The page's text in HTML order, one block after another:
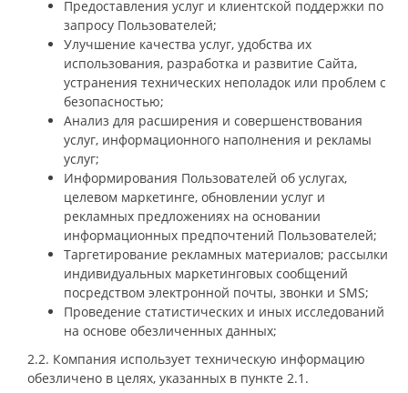
Предоставления услуг и клиентской поддержки по
запросу Пользователей;
Улучшение качества услуг, удобства их
использования, разработка и развитие Сайта,
устранения технических неполадок или проблем с
безопасностью;
Анализ для расширения и совершенствования
услуг, информационного наполнения и рекламы
услуг;
Информирования Пользователей об услугах,
целевом маркетинге, обновлении услуг и
рекламных предложениях на основании
информационных предпочтений Пользователей;
Таргетирование рекламных материалов; рассылки
индивидуальных маркетинговых сообщений
посредством электронной почты, звонки и SMS;
Проведение статистических и иных исследований
на основе обезличенных данных;
2.2. Компания использует техническую информацию
обезличено в целях, указанных в пункте 2.1.